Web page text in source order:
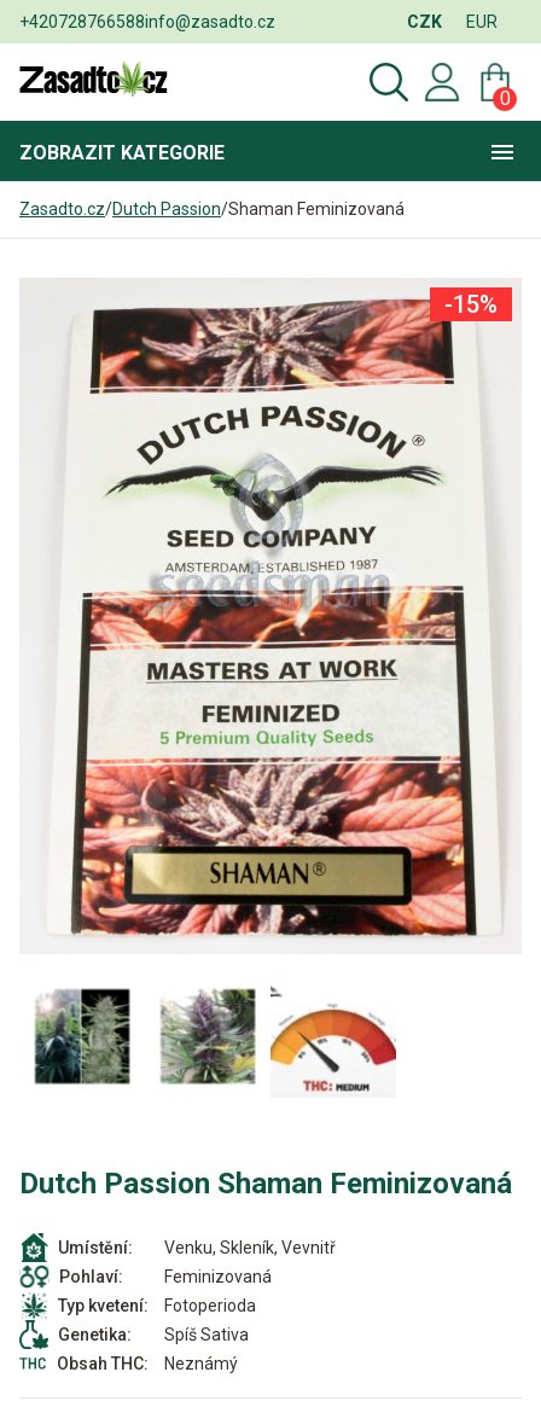
+420728766588info@zasadto.cz CZK EUR
0
ZOBRAZIT KATEGORIE
Zasadto.cz/Dutch Passion/Shaman Feminizovaná
Dutch Passion Shaman Feminizovaná
Umístění:
Venku, Skleník, Vevnitř
Pohlaví:
Feminizovaná
Typ kvetení:
Fotoperioda
Genetika:
Spíš Sativa
Obsah THC:
Neznámý
-15%